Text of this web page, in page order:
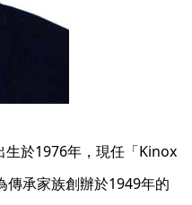
生於1976年，現任「Kinox
傳承家族創辦於1949年的